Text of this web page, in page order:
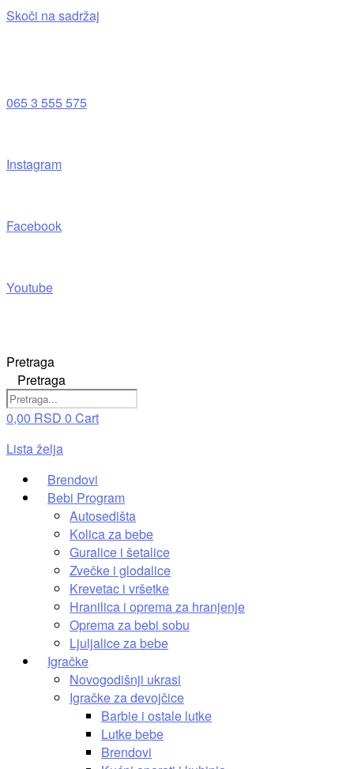
Skoči na sadržaj
065 3 555 575
Instagram
Facebook
Youtube
Pretraga
Pretraga
0,00 RSD 0 Cart
Lista želja
Brendovi
Bebi Program
Autosedišta
Kolica za bebe
Guralice i šetalice
Zvečke i glodalice
Krevetac i vršetke
Hranilica i oprema za hranjenje
Oprema za bebi sobu
Ljuljalice za bebe
Igračke
Novogodišnji ukrasi
Igračke za devojčice
Barbie i ostale lutke
Lutke bebe
Brendovi